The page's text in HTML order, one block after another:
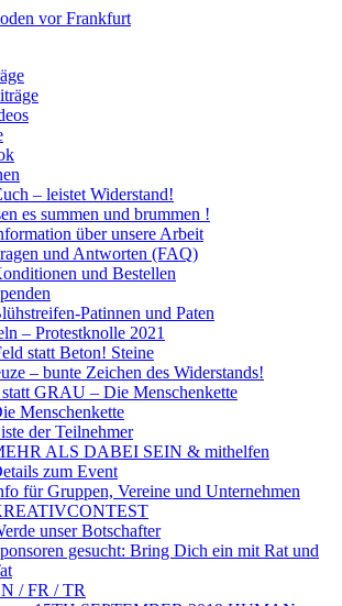
– leistet Widerstand!
es summen und brummen !
über unsere Arbeit
und Antworten (FAQ)
und Bestellen
Patinnen und Paten
– Protestknolle 2021
statt Beton! Steine
– bunte Zeichen des Widerstands!
GRAU – Die Menschenkette
Menschenkette
der Teilnehmer
ALS DABEI SEIN & mithelfen
zum Event
für Gruppen, Vereine und Unternehmen
unser Botschafter
gesucht: Bring Dich ein mit Rat und
/ FR / TR